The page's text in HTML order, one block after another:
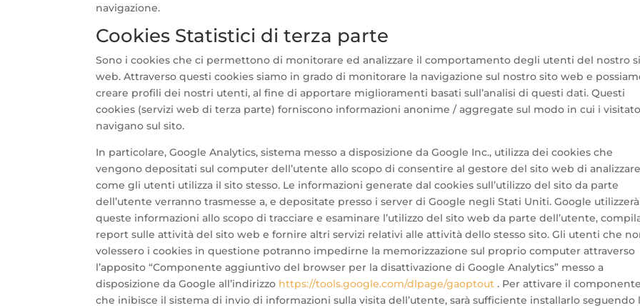
navigazione.
Cookies Statistici di terza parte
Sono i cookies che ci permettono di monitorare ed analizzare il comportamento degli utenti del nostro
web. Attraverso questi cookies siamo in grado di monitorare la navigazione sul nostro sito web e
creare profili dei nostri utenti, al fine di apportare miglioramenti basati sull’analisi di questi dati. Questi
cookies (servizi web di terza parte) forniscono informazioni anonime / aggregate sul modo in cui i
navigano sul sito.
In particolare, Google Analytics, sistema messo a disposizione da Google Inc., utilizza dei cookies che
vengono depositati sul computer dell’utente allo scopo di consentire al gestore del sito web di analizzare
come gli utenti utilizza il sito stesso. Le informazioni generate dal cookies sull’utilizzo del sito da parte
dell’utente verranno trasmesse a, e depositate presso i server di Google negli Stati Uniti. Google utilizzerà
queste informazioni allo scopo di tracciare e esaminare l’utilizzo del sito web da parte dell’utente,
report sulle attività del sito web e fornire altri servizi relativi alle attività dello stesso sito. Gli utenti che
volessero i cookies in questione potranno impedirne la memorizzazione sul proprio computer attraverso
l’apposito “Componente aggiuntivo del browser per la disattivazione di Google Analytics” messo a
disposizione da Google all’indirizzo https://tools.google.com/dlpage/gaoptout . Per attivare il
che inibisce il sistema di invio di informazioni sulla visita dell’utente, sarà sufficiente installarlo seguendo